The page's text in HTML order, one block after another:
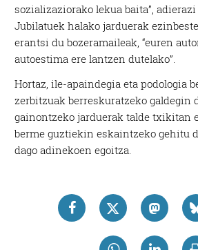
sozializaziorako lekua baita”, adierazi
Jubilatuek halako jarduerak
erantsi du bozeramaileak, “euren
autoestima ere lantzen dutelako”.
Hortaz, ile-apaindegia eta podologia
zerbitzuak berreskuratzeko galdegin
gainontzeko jarduerak talde txikitan
berme guztiekin eskaintzeko gehitu
dago adinekoen egoitza.